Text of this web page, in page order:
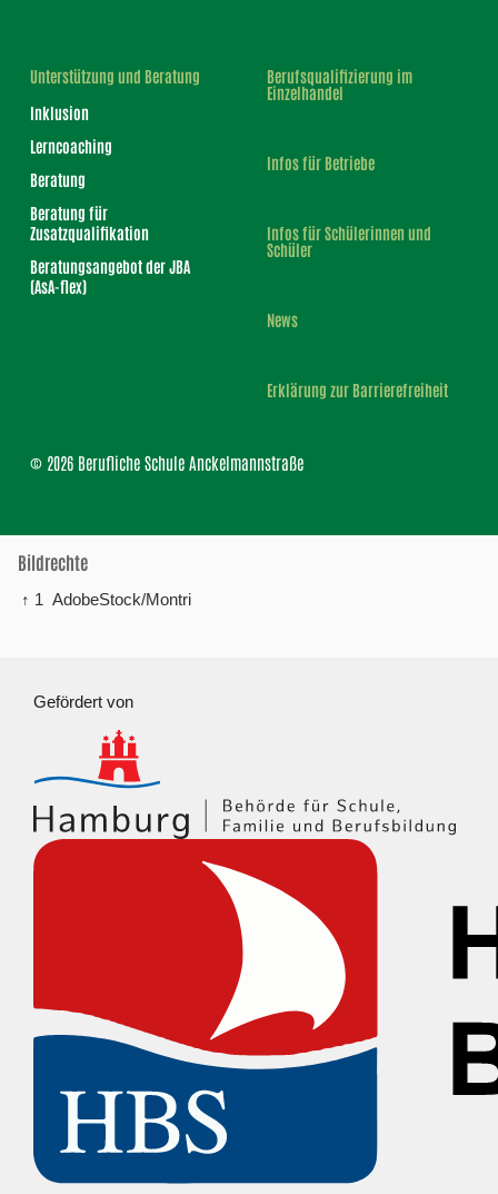
Unterstützung und Beratung
Inklusion
Lerncoaching
Beratung
Beratung für
Zusatzqualifikation
Beratungsangebot der JBA
(AsA-flex)
Berufsqualifizierung im
Einzelhandel
Infos für Betriebe
Infos für Schülerinnen und
Schüler
News
Erklärung zur Barrierefreiheit
© 2026 Berufliche Schule Anckelmannstraße
Bildrechte
↑ 1 AdobeStock/Montri
Gefördert von